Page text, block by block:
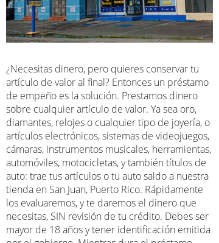
¿Necesitas dinero, pero quieres conservar tu
artículo de valor al final? Entonces un préstamo
de empeño es la solución. Prestamos dinero
sobre cualquier artículo de valor. Ya sea oro,
diamantes, relojes o cualquier tipo de joyería, o
artículos electrónicos, sistemas de videojuegos,
cámaras, instrumentos musicales, herramientas,
automóviles, motocicletas, y también títulos de
auto: trae tus artículos o tu auto saldo a nuestra
tienda en San Juan, Puerto Rico. Rápidamente
los evaluaremos, y te daremos el dinero que
necesitas, SIN revisión de tu crédito. Debes ser
mayor de 18 años y tener identificación emitida